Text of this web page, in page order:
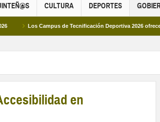
CULTURA DEPORTES
Campus de Tecnificación Deportiva 2026 ofrecen cuatro
en